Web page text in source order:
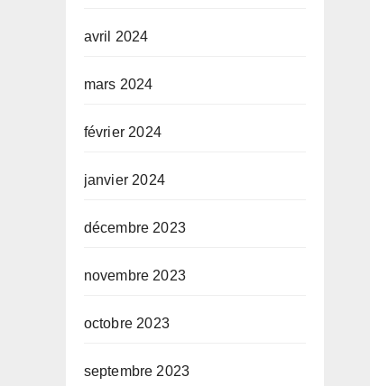
avril 2024
mars 2024
février 2024
janvier 2024
décembre 2023
novembre 2023
octobre 2023
septembre 2023